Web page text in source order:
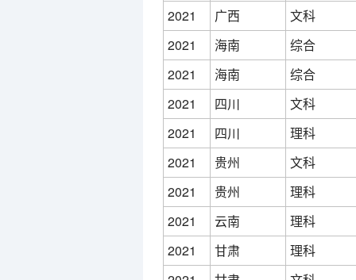
2021
广西
文科
2021
海南
综合
2021
海南
综合
2021
四川
文科
2021
四川
理科
2021
贵州
文科
2021
贵州
理科
2021
云南
理科
2021
甘肃
理科